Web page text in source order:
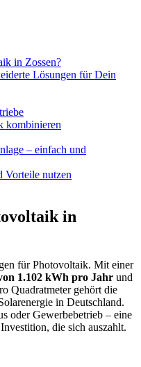
in Zossen?
Lösungen für Dein
kombinieren
– einfach und
Vorteile nutzen
in
für Photovoltaik. Mit einer
1.102 kWh pro Jahr und
Quadratmeter gehört die
in Deutschland.
oder Gewerbebetrieb – eine
die sich auszahlt.